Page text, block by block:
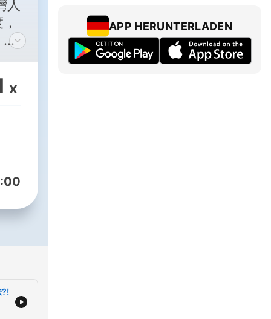
國
中
x
?!
APP HERUNTERLADEN